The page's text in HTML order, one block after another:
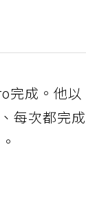
完成。他
每次都完